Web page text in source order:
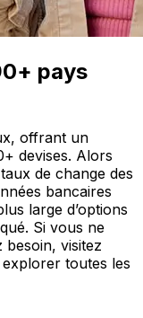
pays
offrant un
devises. Alors
de change des
bancaires
large d’options
Si vous ne
visitez
toutes les